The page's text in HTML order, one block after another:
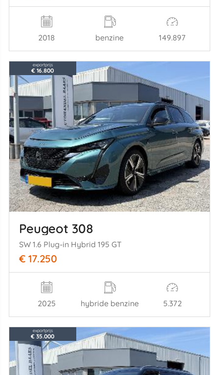
2018 benzine 149.897
exportprijs
€ 16.800
Peugeot 308
SW 1.6 Plug-in Hybrid 195 GT
€ 17.250
2025 hybride benzine 5.372
exportprijs
€ 35.000